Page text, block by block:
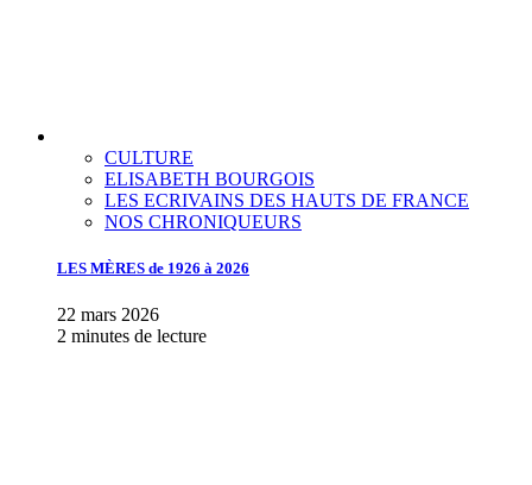
CULTURE
ELISABETH BOURGOIS
LES ECRIVAINS DES HAUTS DE FRANCE
NOS CHRONIQUEURS
LES MÈRES de 1926 à 2026
22 mars 2026
2 minutes de lecture